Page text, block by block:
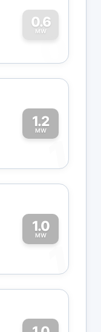
0.6
MW
0
1.2
MW
1
1.0
MW
1